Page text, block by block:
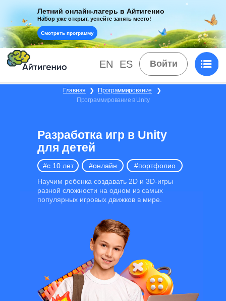
Смотреть программу
Летний онлайн-лагерь в Айтигенио
Набор уже открыт, успейте занять место!
Войти
EN ES
Программирование в Unity
Главная ❯ Программирование ❯
Разработка игр в Unity
для детей
Научим ребенка создавать 2D и 3D-игры
разной сложности на одном из самых
популярных игровых движков в мире.
#c 10 лет #портфолио
#онлайн